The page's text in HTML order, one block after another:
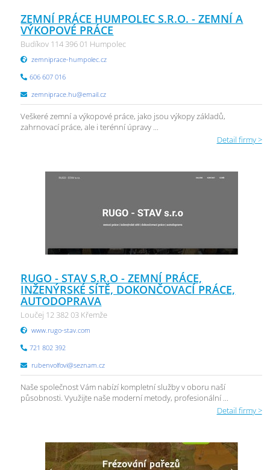
ZEMNÍ PRÁCE HUMPOLEC S.R.O. - ZEMNÍ A
VÝKOPOVÉ PRÁCE
Budíkov 114 396 01 Humpolec
zemniprace-humpolec.cz
606 607 016
zemniprace.hu@email.cz
Veškeré zemní a výkopové práce, jako jsou výkopy základů,
zahrnovací práce, ale i terénní úpravy ...
Detail firmy >
RUGO - STAV S.R.O - ZEMNÍ PRÁCE,
INŽENÝRSKÉ SÍTĚ, DOKONČOVACÍ PRÁCE,
AUTODOPRAVA
Loučej 12 382 03 Křemže
www.rugo-stav.com
721 802 392
rubenvolfovi@seznam.cz
Naše společnost Vám nabízí kompletní služby v oboru naší
působnosti. Využijte naše moderní metody, profesionální ...
Detail firmy >